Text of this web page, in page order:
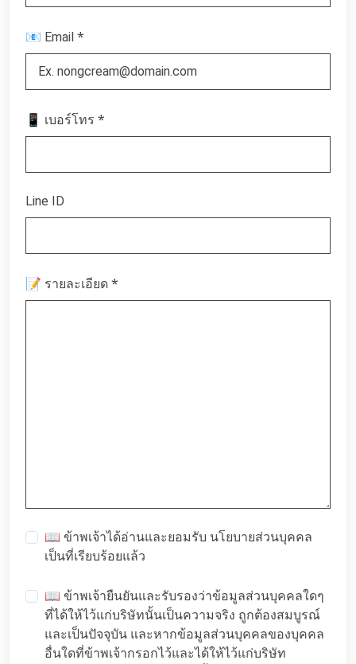
📧 Email *
📱 เบอร์โทร *
Line ID
📝 รายละเอียด *
📖 ข้าพเจ้าได้อ่านและยอมรับ นโยบายส่วนบุคคล
เป็นที่เรียบร้อยแล้ว
📖 ข้าพเจ้ายืนยันและรับรองว่าข้อมูลส่วนบุคคลใดๆ
ที่ได้ให้ไว้แก่บริษัทนั้นเป็นความจริง ถูกต้องสมบูรณ์
และเป็นปัจจุบัน และหากข้อมูลส่วนบุคคลของบุคคล
อื่นใดที่ข้าพเจ้ากรอกไว้และได้ให้ไว้แก่บริษัท